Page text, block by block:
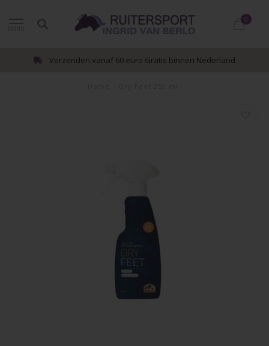
0
Verzenden vanaf 60 euro Gratis binnen Nederland